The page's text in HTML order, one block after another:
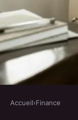
Accueil›Finance